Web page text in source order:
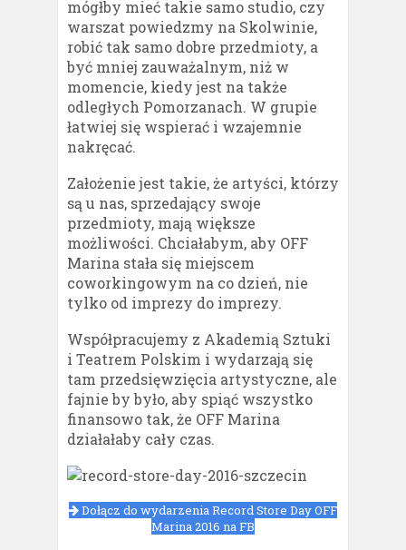
mógłby mieć takie samo studio, czy
warszat powiedzmy na Skolwinie,
robić tak samo dobre przedmioty, a
być mniej zauważalnym, niż w
momencie, kiedy jest na także
odległych Pomorzanach. W grupie
łatwiej się wspierać i wzajemnie
nakręcać.
Założenie jest takie, że artyści, którzy
są u nas, sprzedający swoje
przedmioty, mają większe
możliwości. Chciałabym, aby OFF
Marina stała się miejscem
coworkingowym na co dzień, nie
tylko od imprezy do imprezy.
Współpracujemy z Akademią Sztuki
i Teatrem Polskim i wydarzają się
tam przedsięwzięcia artystyczne, ale
fajnie by było, aby spiąć wszystko
finansowo tak, że OFF Marina
działałaby cały czas.
Dołącz do wydarzenia Record Store Day OFF
Marina 2016 na FB